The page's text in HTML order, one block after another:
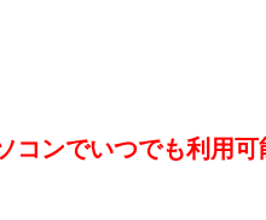
コンでいつでも利用可